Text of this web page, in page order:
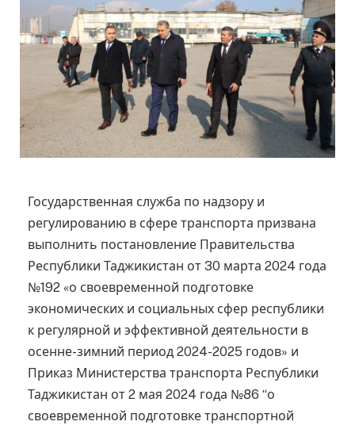
Государственная служба по надзору и
регулированию в сфере транспорта призвана
выполнить постановление Правительства
Республики Таджикистан от 30 марта 2024 года
№192 «о своевременной подготовке
экономических и социальных сфер республики
к регулярной и эффективной деятельности в
осенне-зимний период 2024-2025 годов» и
Приказ Министерства транспорта Республики
Таджикистан от 2 мая 2024 года №86 “о
своевременной подготовке транспортной